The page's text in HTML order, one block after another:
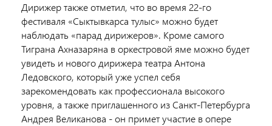
Дирижер также отметил, что во время 22-го
фестиваля «Сыктывкарса тулыс» можно будет
наблюдать «парад дирижеров». Кроме самого
Тиграна Ахназаряна в оркестровой яме можно будет
увидеть и нового дирижера театра Антона
Ледовского, который уже успел себя
зарекомендовать как профессионала высокого
уровня, а также приглашенного из Санкт-Петербурга
Андрея Великанова - он примет участие в опере